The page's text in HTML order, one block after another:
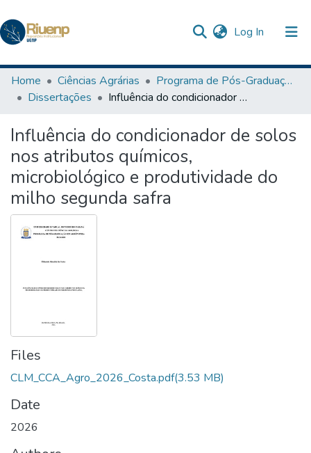
Log In (current)
Communities & Collections
Browse DSpace
Statistics
Home Ciências Agrárias
Programa de Pós-Graduação em Agronomia
Dissertações
Influência do condicionador de solos nos atributos químicos, microbiológico e produtividade do milho segunda safra
Influência do condicionador de solos
nos atributos químicos,
microbiológico e produtividade do
milho segunda safra
Files
CLM_CCA_Agro_2026_Costa.pdf(3.53 MB)
Date
2026